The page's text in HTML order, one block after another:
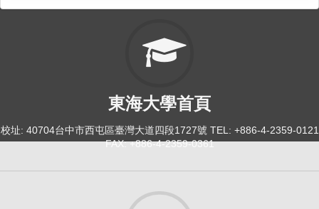
東海大學首頁
校址: 40704台中市西屯區臺灣大道四段1727號 TEL: +886-4-2359-0121
FAX: +886-4-2359-0361